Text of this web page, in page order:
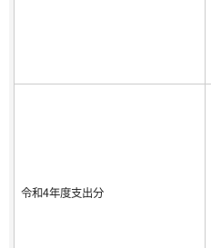
令和4年度支出分